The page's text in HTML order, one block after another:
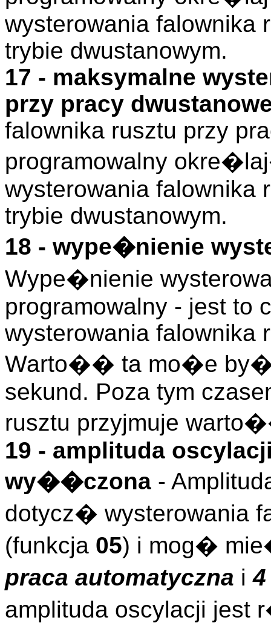
wysterowania falownika
trybie dwustanowym.
17 - maksymalne
przy pracy
falownika rusztu przy
programowalny
wysterowania falownika
trybie dwustanowym.
18 - wype�nienie
Wype�nienie
programowalny - jest to
wysterowania falownika
Warto�� ta mo�e by�
sekund. Poza tym
rusztu przyjmuje
19 - amplituda
wy��czona -
dotycz� wysterowania
(funkcja 05) i mog�
praca automatyczna i
amplituda oscylacji jest